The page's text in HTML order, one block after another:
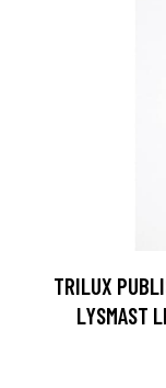
TRILUX
LYSMAST